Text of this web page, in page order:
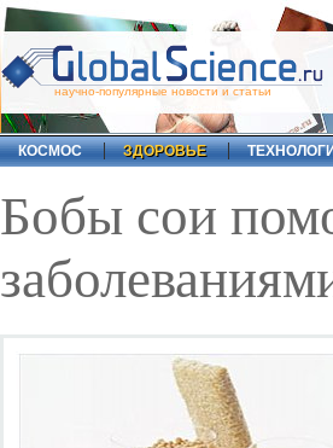
научно-популярные новости и статьи
КОСМОС ЗДОРОВЬЕ
Бобы сои